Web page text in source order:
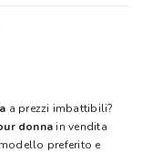
a prezzi imbattibili?
donna in vendita
preferito e